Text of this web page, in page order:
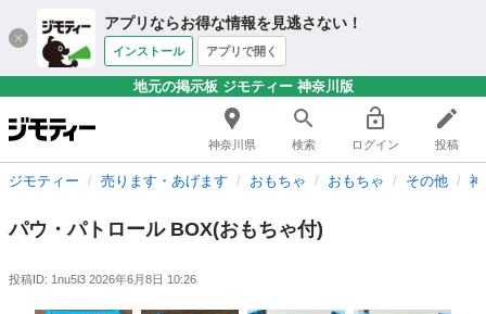
アプリならお得な情報を見逃さない！
インストール アプリで開く
地元の掲示板 ジモティー 神奈川版
神奈川県 検索 ログイン 投稿
ジモティー 売ります・あげます おもちゃ おもちゃ その他
パウ・パトロール BOX(おもちゃ付)
投稿ID: 1nu5l3 2026年6月8日 10:26